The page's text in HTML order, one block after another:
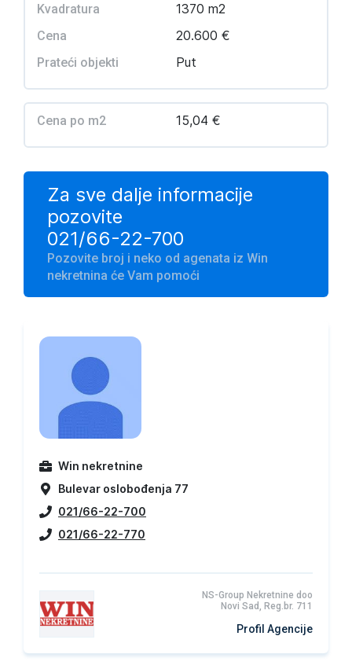
Kvadratura 1370 m2
Cena 20.600 €
Prateći objekti Put
Cena po m2 15,04 €
Za sve dalje informacije
pozovite
021/66-22-700
Pozovite broj i neko od agenata iz Win
nekretnina će Vam pomoći
Win nekretnine
Bulevar oslobođenja 77
021/66-22-700
021/66-22-770
NS-Group Nekretnine doo
Novi Sad, Reg.br. 711
Profil Agencije